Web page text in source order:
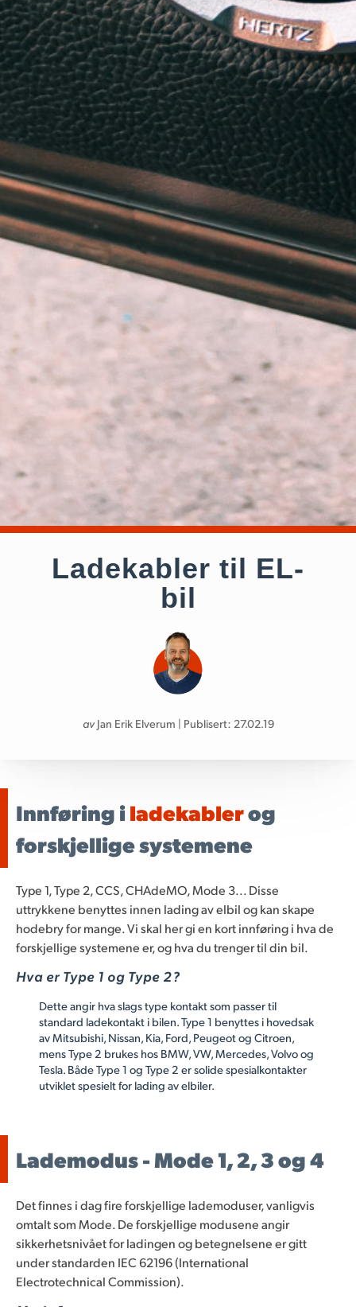
Ladekabler til EL-
bil
avJan Erik Elverum | Publisert: 27.02.19
Innføring iladekablerog
forskjellige systemene
Type 1, Type 2, CCS, CHAdeMO, Mode 3... Disse
uttrykkene benyttes innen lading av elbil og kan skape
hodebry for mange. Vi skal her gi en kort innføring i hva de
forskjellige systemene er, og hva du trenger til din bil.
Hva er Type 1 og Type 2?
Dette angir hva slags type kontakt som passer til
standard ladekontakt i bilen. Type 1 benyttes i hovedsak
av Mitsubishi, Nissan, Kia, Ford, Peugeot og Citroen,
mens Type 2 brukes hos BMW, VW, Mercedes, Volvo og
Tesla. Både Type 1 og Type 2 er solide spesialkontakter
utviklet spesielt for lading av elbiler.
Lademodus - Mode 1, 2, 3 og 4
Det finnes i dag fire forskjellige lademoduser, vanligvis
omtalt som Mode. De forskjellige modusene angir
sikkerhetsnivået for ladingen og betegnelsene er gitt
under standarden IEC 62196 (International
Electrotechnical Commission).